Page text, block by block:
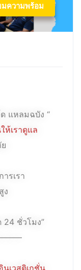
มความพร้อม
แหลมฉบัง “
ห้เราดูแล
รเรา
ง
ชั่วโมง”
เวสติเกชั่น